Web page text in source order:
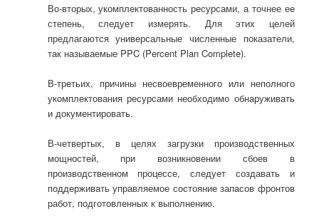
Во-вторых, укомплектованность ресурсами, а точнее ее
степень, следует измерять. Для этих целей
предлагаются универсальные численные показатели,
так называемые PPC (Percent Plan Complete).
В-третьих, причины несвоевременного или неполного
укомплектования ресурсами необходимо обнаруживать
и документировать.
В-четвертых, в целях загрузки производственных
мощностей, при возникновении сбоев в
производственном процессе, следует создавать и
поддерживать управляемое состояние запасов фронтов
работ, подготовленных к выполнению.